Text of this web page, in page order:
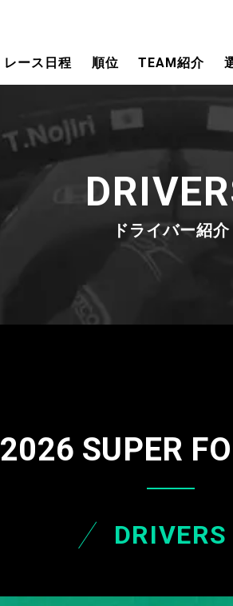
レース日程 順位 TEAM紹介
ドライバー紹介
2026 SUPER
DRIVERS